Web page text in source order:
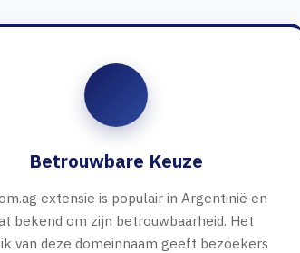
Betrouwbare Keuze
extensie is populair in Argentinië en
bekend om zijn betrouwbaarheid. Het
van deze domeinnaam geeft bezoekers